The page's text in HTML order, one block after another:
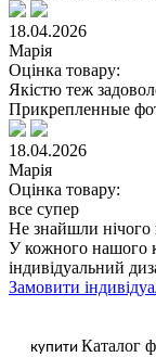
18.04.2026
Марія
Оцінка товару:
Якістю теж
Прикрепленные
18.04.2026
Марія
Оцінка товару:
все супер
Не знайшли нічого
У кожного нашого
індивідуальний
Замовити
купити Каталог